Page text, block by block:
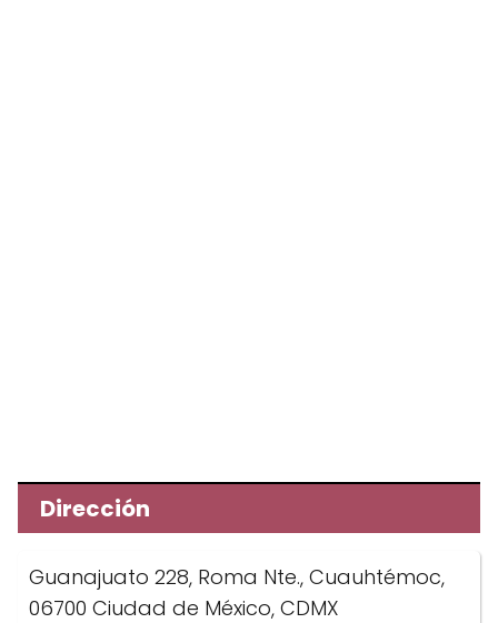
Dirección
Guanajuato 228, Roma Nte., Cuauhtémoc,
06700 Ciudad de México, CDMX